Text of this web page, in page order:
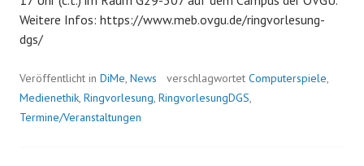
Weitere Infos: https://www.meb.ovgu.de/ringvorlesung-
dgs/
Veröffentlicht in DiMe, News verschlagwortet Computerspiele,
Medienethik, Ringvorlesung, RingvorlesungDGS,
Termine/Veranstaltungen